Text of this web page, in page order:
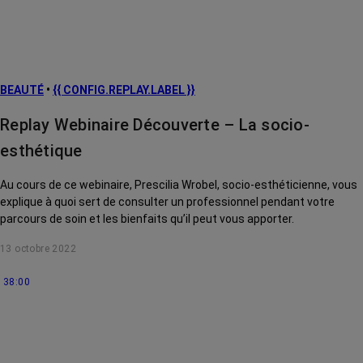
BEAUTÉ • {{ CONFIG.REPLAY.LABEL }}
Replay Webinaire Découverte – La socio-
esthétique
Au cours de ce webinaire, Prescilia Wrobel, socio-esthéticienne, vous
explique à quoi sert de consulter un professionnel pendant votre
parcours de soin et les bienfaits qu’il peut vous apporter.
13 octobre 2022
38:00